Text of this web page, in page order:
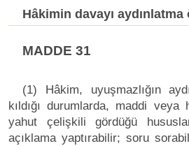
Hâkimin davayı aydınlatma
MADDE 31
(1) Hâkim, uyuşmazlığın
kıldığı durumlarda, maddi veya
yahut çelişkili gördüğü
açıklama yaptırabilir; soru